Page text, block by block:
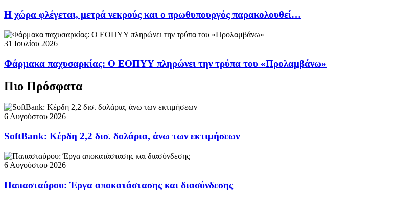
Η χώρα φλέγεται, μετρά νεκρούς και ο πρωθυπουργός παρακολουθεί…
31 Ιουλίου 2026
Φάρμακα παχυσαρκίας: Ο ΕΟΠΥΥ πληρώνει την τρύπα του «Προλαμβάνω»
Πιο Πρόσφατα
6 Αυγούστου 2026
SoftBank: Κέρδη 2,2 δισ. δολάρια, άνω των εκτιμήσεων
6 Αυγούστου 2026
Παπασταύρου: Έργα αποκατάστασης και διασύνδεσης